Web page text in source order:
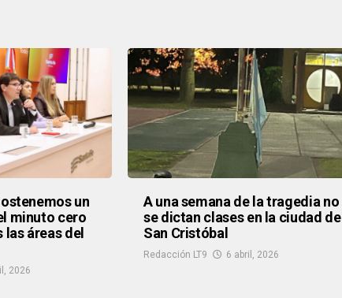
un
minuto cero
áreas del
2026
A una semana de la tragedia no
se dictan clases en la ciudad de
San Cristóbal
Redacción LT9 6 abril, 2026